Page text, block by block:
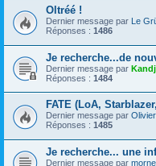
Oltréé !
Dernier message par Le
Réponses : 1486
Je recherche...de
Dernier message par
Réponses : 1484
FATE (LoA,
Dernier message par
Réponses : 1485
Je recherche... une
Dernier message par